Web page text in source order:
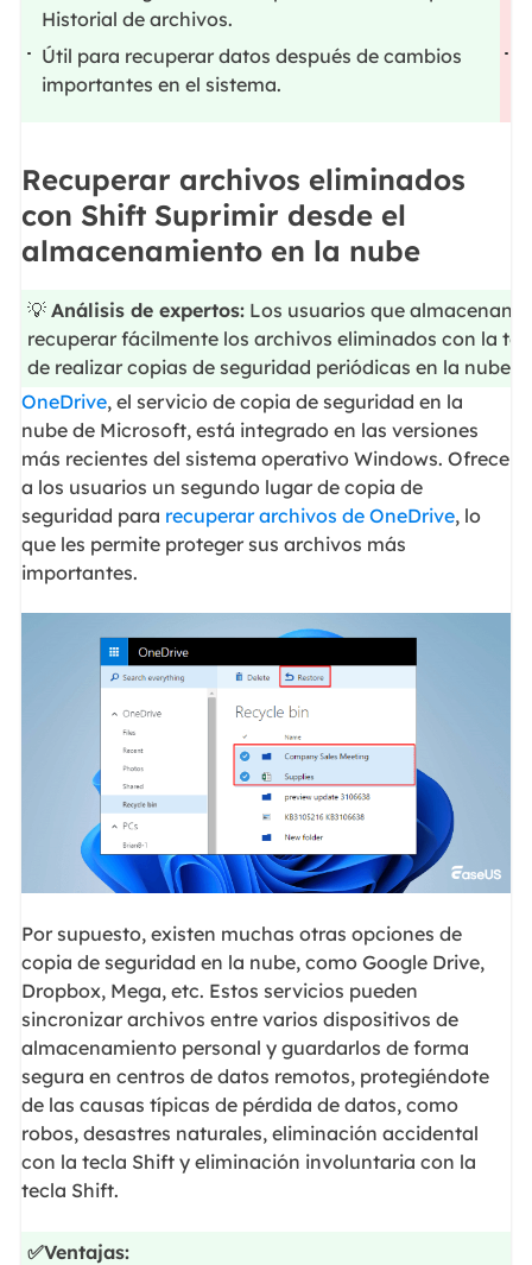
Historial de archivos.
Útil para recuperar datos después de cambios
importantes en el sistema.
Recuperar archivos eliminados
con Shift Suprimir desde el
almacenamiento en la nube
💡Análisis de expertos: Los usuarios que almacenan
recuperar fácilmente los archivos eliminados con la
de realizar copias de seguridad periódicas en la nube
OneDrive, el servicio de copia de seguridad en la
nube de Microsoft, está integrado en las versiones
más recientes del sistema operativo Windows. Ofrece
a los usuarios un segundo lugar de copia de
seguridad para recuperar archivos de OneDrive, lo
que les permite proteger sus archivos más
importantes.
Por supuesto, existen muchas otras opciones de
copia de seguridad en la nube, como Google Drive,
Dropbox, Mega, etc. Estos servicios pueden
sincronizar archivos entre varios dispositivos de
almacenamiento personal y guardarlos de forma
segura en centros de datos remotos, protegiéndote
de las causas típicas de pérdida de datos, como
robos, desastres naturales, eliminación accidental
con la tecla Shift y eliminación involuntaria con la
tecla Shift.
✅Ventajas: